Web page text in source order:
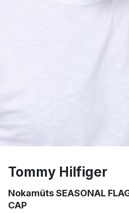
Tommy Hilfiger
Nokamüts SEASONAL
CAP